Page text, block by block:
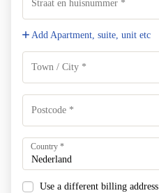
Add Apartment, suite, unit etc
Country *
Nederland
Use a different billing address